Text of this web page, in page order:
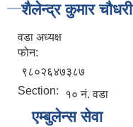
शैलेन्द्र कुमार चौधरी
वडा अध्यक्ष
फोन:
९८०२६४७३८७
Section:
१० नं. वडा
एम्बुलेन्स सेवा